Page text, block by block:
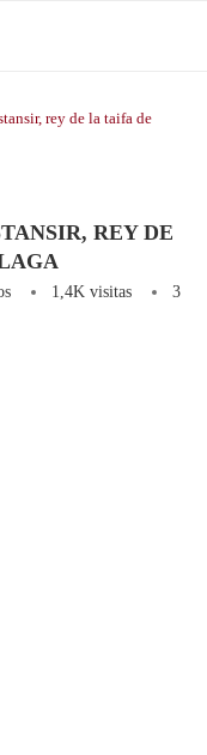
rey de la taifa de
REY DE
1,4K visitas
3